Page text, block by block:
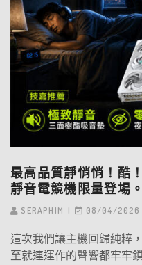
最高品質靜悄悄！酷
靜音電競機限量登場。
SERAPHIM 08/04/2026
這次我們讓主機回歸純粹
至就連運作的聲響都牢牢